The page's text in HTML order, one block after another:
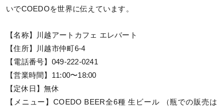
いでCOEDOを世界に伝えています。
【名称】川越アートカフェ エレバート
【住所】川越市仲町6-4
【電話番号】049-222-0241
【営業時間】11:00〜18:00
【定休日】無休
【メニュー】COEDO BEER全6種 生ビール （瓶での販売は